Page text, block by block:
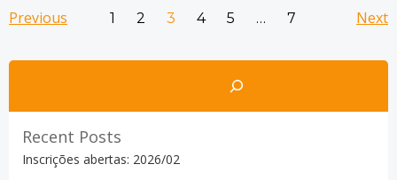
Posts
navigation
Previous
Posts
navigation
Page
1 Page
2 Page
3 Page
4 Page
5 … Page
7 Next
Pesquisar
Recent Posts
Inscrições abertas: 2026/02